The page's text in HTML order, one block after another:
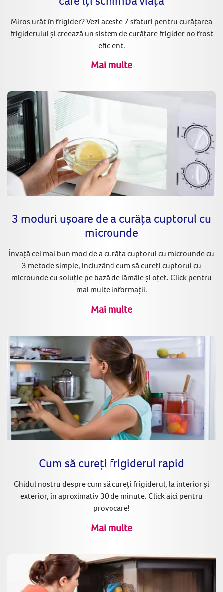
Miros urât în frigider? Vezi aceste 7 sfaturi pentru curățarea
frigiderului și creează un sistem de curățare frigider no frost
eficient.
Mai multe
3 moduri ușoare de a curăța cuptorul cu
microunde
Învață cel mai bun mod de a curăța cuptorul cu microunde cu
3 metode simple, incluzând cum să cureți cuptorul cu
microunde cu soluție pe bază de lămâie și oțet. Click pentru
mai multe informații.
Mai multe
Cum să cureți frigiderul rapid
Ghidul nostru despre cum să cureți frigiderul, la interior și
exterior, în aproximativ 30 de minute. Click aici pentru
provocare!
Mai multe